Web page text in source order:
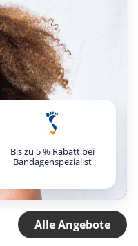
Bis zu 5 % Rabatt bei
Bandagenspezialist
Alle Angebote